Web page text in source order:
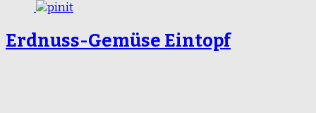
Erdnuss-Gemüse Eintopf